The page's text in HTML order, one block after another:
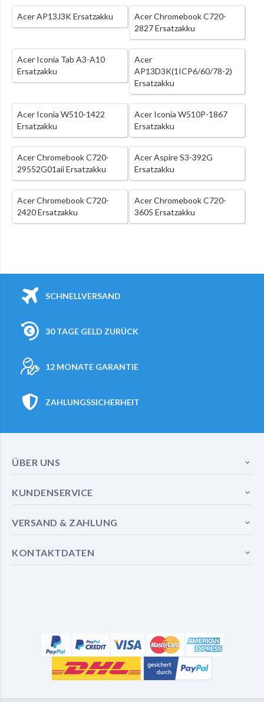
Acer AP13J3K Ersatzakku
Acer Chromebook C720-
2827 Ersatzakku
Acer Iconia Tab A3-A10
Ersatzakku
Acer
AP13D3K(1ICP6/60/78-2)
Ersatzakku
Acer Iconia W510-1422
Ersatzakku
Acer Iconia W510P-1867
Ersatzakku
Acer Chromebook C720-
29552G01aii Ersatzakku
Acer Aspire S3-392G
Ersatzakku
Acer Chromebook C720-
2420 Ersatzakku
Acer Chromebook C720-
3605 Ersatzakku
SCHNELLVERSAND
30 TAGE GELD ZURÜCK
12 MONATE GARANTIE
ZAHLUNGSSICHERHEIT
ÜBER UNS
KUNDENSERVICE
VERSAND & ZAHLUNG
KONTAKTDATEN